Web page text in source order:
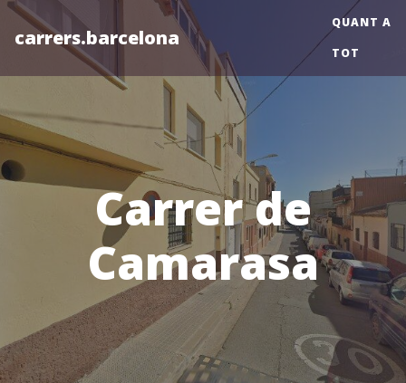
carrers.barcelona
QUANT A
TOT
Carrer de
Camarasa